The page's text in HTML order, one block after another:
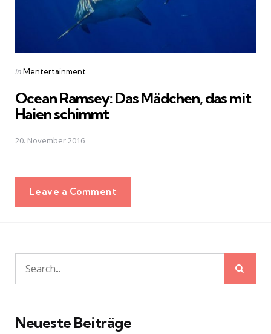
Posted
inMentertainment
Ocean Ramsey: Das Mädchen, das mit
Haien schimmt
20. November 2016
Leave a Comment
Search
for:
Neueste Beiträge